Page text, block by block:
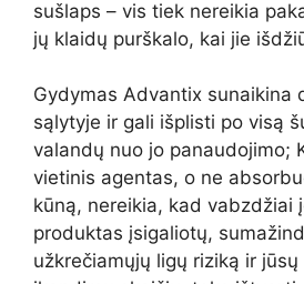
sušlaps – vis tiek nereikia
jų klaidų purškalo, kai jie
Gydymas Advantix sunaikina
sąlytyje ir gali išplisti po visą
valandų nuo jo panaudojimo;
vietinis agentas, o ne
kūną, nereikia, kad vabzdžiai
produktas įsigaliotų,
užkrečiamųjų ligų riziką ir